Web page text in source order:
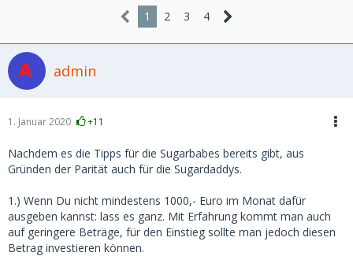
1 2 3 4
admin
1. Januar 2020 +11
Nachdem es die Tipps für die Sugarbabes bereits gibt, aus
Gründen der Parität auch für die Sugardaddys.
1.) Wenn Du nicht mindestens 1000,- Euro im Monat dafür
ausgeben kannst: lass es ganz. Mit Erfahrung kommt man auch
auf geringere Beträge, für den Einstieg sollte man jedoch diesen
Betrag investieren können.